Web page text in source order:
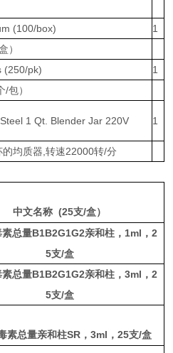
(100/box)
1
）
(250/pk)
1
包）
1 Qt. Blender Jar 220V 1
均质器,转速22000转/分
中文名称 (25支/盒）
总量B1B2G1G2亲和柱， 1ml ， 2
5支/盒
总量B1B2G1G2亲和柱， 3ml ， 2
5支/盒
素总量亲和柱SR ，3ml ，25支/盒